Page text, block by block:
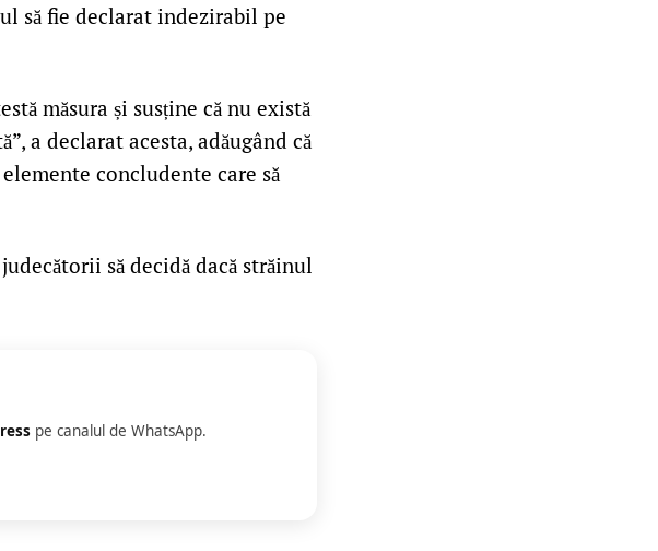
să fie declarat indezirabil pe
măsura și susține că nu există
a declarat acesta, adăugând că
concludente care să
să decidă dacă străinul
pe canalul de WhatsApp.